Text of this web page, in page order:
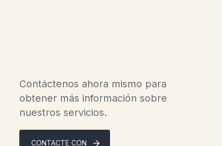
Contáctenos ahora mismo para
obtener más información sobre
nuestros servicios.
CONTACTE CON